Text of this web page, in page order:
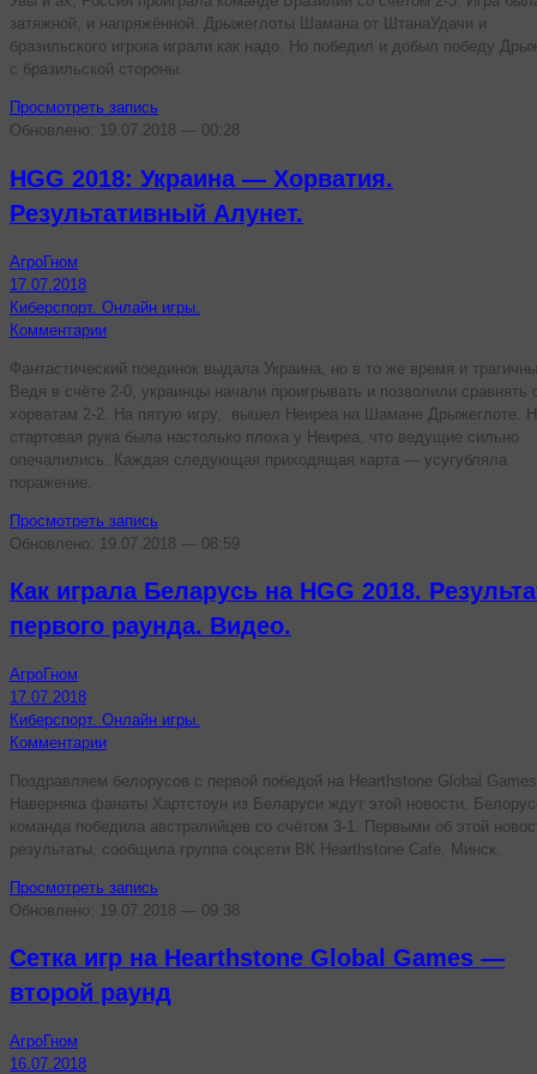
затяжной, и напряжённой. Дрыжеглоты Шамана от ШтанаУдачи и
бразильского игрока играли как надо. Но победил и добыл победу
с бразильской стороны.
Просмотреть запись
Обновлено: 19.07.2018 — 00:28
HGG 2018: Украина — Хорватия.
Результативный Алунет.
АгроГном
17.07.2018
Киберспорт. Онлайн игры.
Комментарии
Фантастический поединок выдала Украина, но в то же время и
Ведя в счёте 2-0, украинцы начали проигрывать и позволили сравнять
хорватам 2-2. На пятую игру, вышел Неиреа на Шамане Дрыжеглоте.
стартовая рука была настолько плоха у Неиреа, что ведущие сильно
опечалились. Каждая следующая приходящая карта — усугубляла
поражение.
Просмотреть запись
Обновлено: 19.07.2018 — 08:59
Как играла Беларусь на HGG 2018.
первого раунда. Видео.
АгроГном
17.07.2018
Киберспорт. Онлайн игры.
Комментарии
Поздравляем белорусов с первой победой на Hearthstone Global
Наверняка фанаты Хартстоун из Беларуси ждут этой новости.
команда победила австралийцев со счётом 3-1. Первыми об этой
результаты, сообщила группа соцсети ВК Hearthstone Cafe, Минск.
Просмотреть запись
Обновлено: 19.07.2018 — 09:38
Сетка игр на Hearthstone Global Games —
второй раунд
АгроГном
16.07.2018